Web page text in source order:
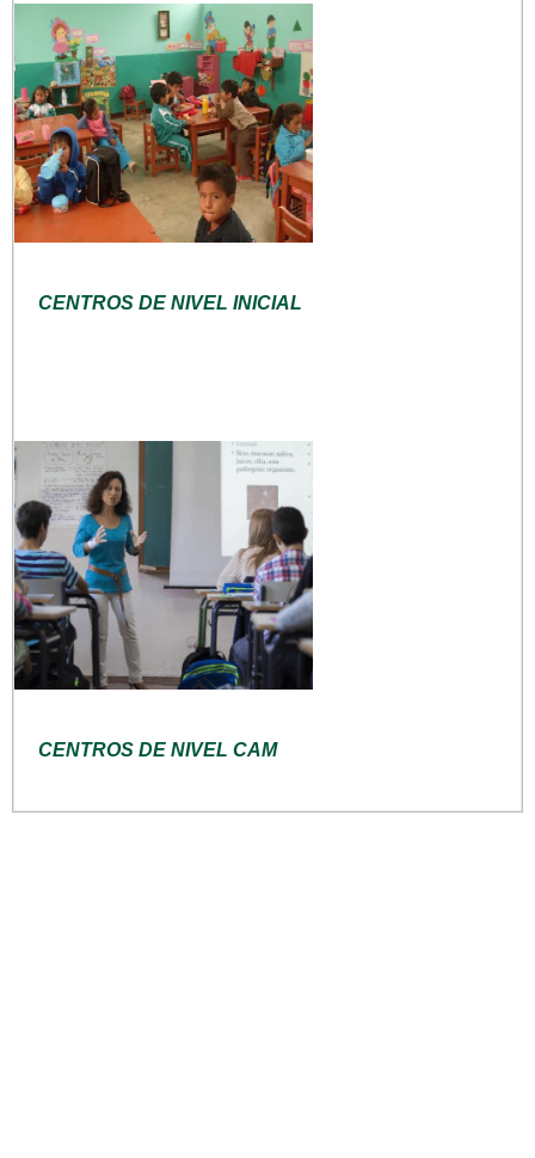
CENTROS DE NIVEL INICIAL
CENTROS DE NIVEL CAM